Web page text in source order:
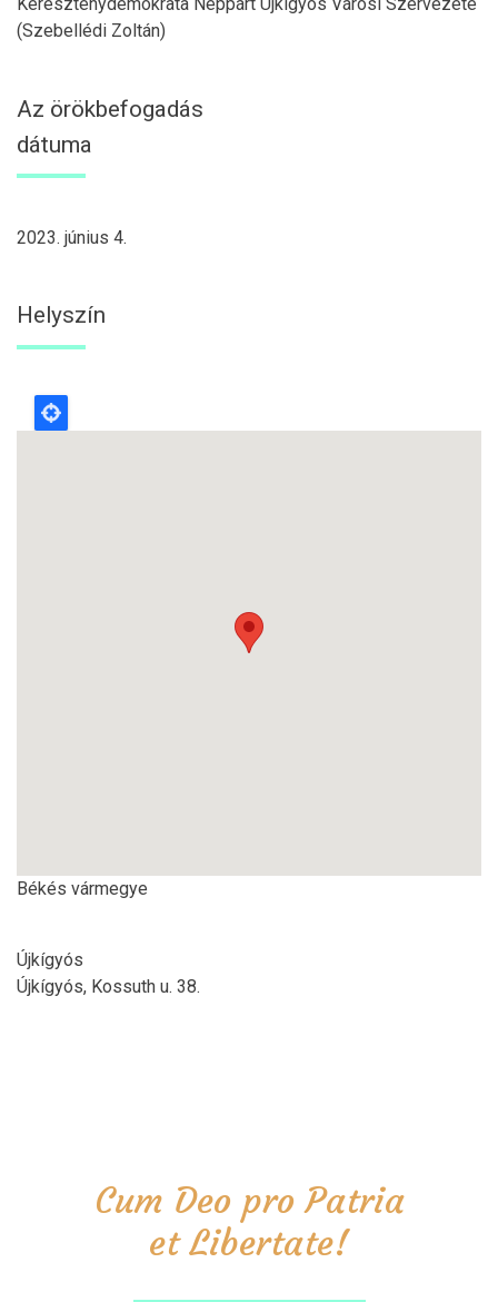
Kereszténydemokrata Néppárt Újkígyós Városi Szervezete
(Szebellédi Zoltán)
Az örökbefogadás
dátuma
2023. június 4.
Helyszín
Békés vármegye
Újkígyós
Újkígyós, Kossuth u. 38.
Cum Deo pro Patria
et Libertate!